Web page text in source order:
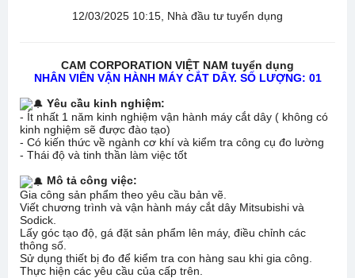
12/03/2025 10:15, Nhà đầu tư tuyển dụng
CAM CORPORATION VIỆT NAM tuyển dụng
NHÂN VIÊN VẬN HÀNH MÁY CẮT DÂY. SỐ LƯỢNG: 01
Yêu cầu kinh nghiệm:
- Ít nhất 1 năm kinh nghiệm vận hành máy cắt dây ( không có
kinh nghiệm sẽ được đào tạo)
- Có kiến thức về ngành cơ khí và kiểm tra công cụ đo lường
- Thái độ và tinh thần làm việc tốt
Mô tả công việc:
Gia công sản phẩm theo yêu cầu bản vẽ.
Viết chương trình và vận hành máy cắt dây Mitsubishi và
Sodick.
Lấy góc tạo độ, gá đặt sản phẩm lên máy, điều chỉnh các
thông số.
Sử dụng thiết bị đo để kiểm tra con hàng sau khi gia công.
Thực hiện các yêu cầu của cấp trên.